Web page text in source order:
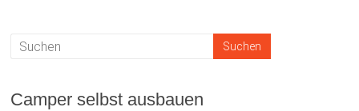
Camper selbst ausbauen